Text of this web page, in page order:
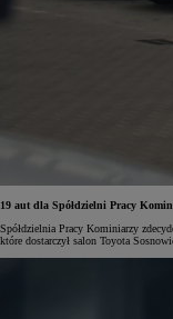
Od117 670 złnetto
PROACE CITY
RÓWNIEŻ ELECTRIC
19 aut dla Spółdzielni Pracy
Spółdzielnia Pracy Kominiarzy
które dostarczył salon Toyota